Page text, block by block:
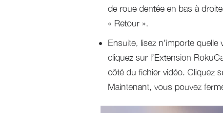
de roue dentée en bas à
« Retour ».
Ensuite, lisez n’importe
cliquez sur l’Extension
côté du fichier vidéo. Cliquez
Maintenant, vous pouvez